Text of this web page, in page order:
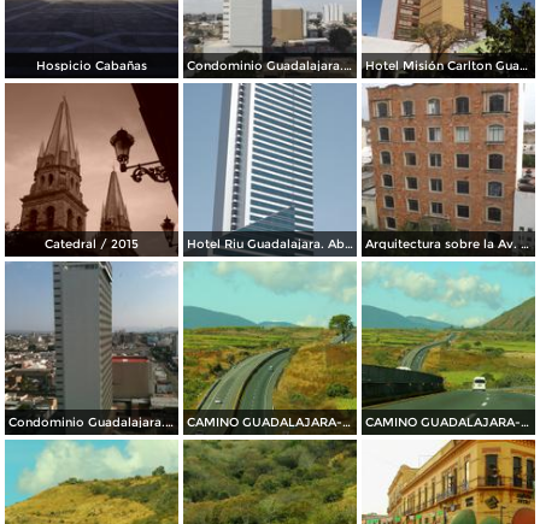
Hospicio Cabañas Condominio Guadalajara. Marzo/2016 Hotel Misión Carlton Guadalajara. Marzo/2016
Catedral / 2015 Hotel Riu Guadalajara. Abril/2015 Arquitectura sobre la Av. Juárez. Abril/2015
Condominio Guadalajara. Abril/2015 CAMINO GUADALAJARA---PUERTO VALLARTA 2014 CAMINO GUADALAJARA---PUERTO VALLARTA 2014